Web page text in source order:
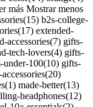
más Mostrar menos
b2s-college-
extended-
accessories(7) gifts-
tech-lovers(4) gifts-
under-100(10) gifts-
made-better(13)
headphones(12)